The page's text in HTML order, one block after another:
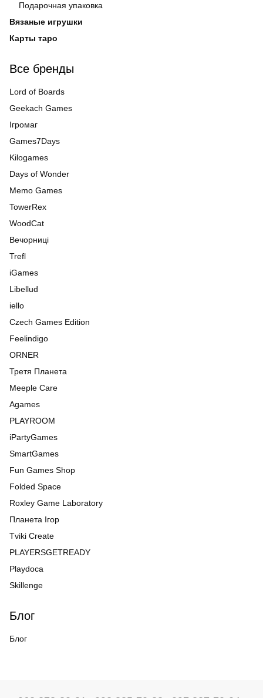
Подарочная упаковка
Вязаные игрушки
Карты таро
Все бренды
Lord of Boards
Geekach Games
Ігромаг
Games7Days
Kilogames
Days of Wonder
Memo Games
TowerRex
WoodCat
Вечорниці
Trefl
iGames
Libellud
iello
Czech Games Edition
Feelindigo
ORNER
Третя Планета
Meeple Care
Agames
PLAYROOM
iPartyGames
SmartGames
Fun Games Shop
Folded Space
Roxley Game Laboratory
Планета Ігор
Tviki Create
PLAYERSGETREADY
Playdoca
Skillenge
Блог
Блог